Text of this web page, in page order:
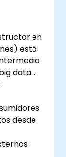
en
está
data
desde